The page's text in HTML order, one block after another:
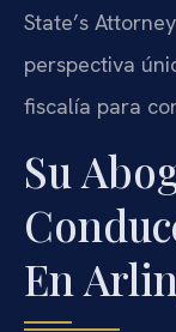
State’s
perspectiva
fiscalía para
Su
En